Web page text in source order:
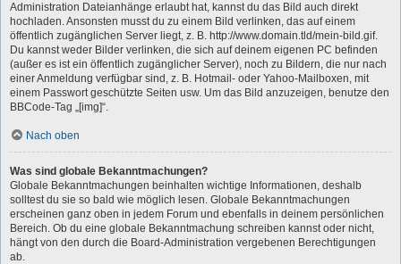
Administration Dateianhänge erlaubt hat, kannst du das Bild auch direkt
hochladen. Ansonsten musst du zu einem Bild verlinken, das auf einem
öffentlich zugänglichen Server liegt, z. B. http://www.domain.tld/mein-bild.gif.
Du kannst weder Bilder verlinken, die sich auf deinem eigenen PC befinden
(außer es ist ein öffentlich zugänglicher Server), noch zu Bildern, die nur nach
einer Anmeldung verfügbar sind, z. B. Hotmail- oder Yahoo-Mailboxen, mit
einem Passwort geschützte Seiten usw. Um das Bild anzuzeigen, benutze den
BBCode-Tag „[img]“.
Nach oben
Was sind globale Bekanntmachungen?
Globale Bekanntmachungen beinhalten wichtige Informationen, deshalb
solltest du sie so bald wie möglich lesen. Globale Bekanntmachungen
erscheinen ganz oben in jedem Forum und ebenfalls in deinem persönlichen
Bereich. Ob du eine globale Bekanntmachung schreiben kannst oder nicht,
hängt von den durch die Board-Administration vergebenen Berechtigungen
ab.